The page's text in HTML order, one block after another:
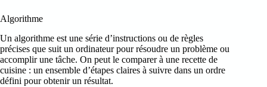
Algorithme
Un algorithme est une série d’instructions ou de règles
précises que suit un ordinateur pour résoudre un problème ou
accomplir une tâche. On peut le comparer à une recette de
cuisine : un ensemble d’étapes claires à suivre dans un ordre
défini pour obtenir un résultat.